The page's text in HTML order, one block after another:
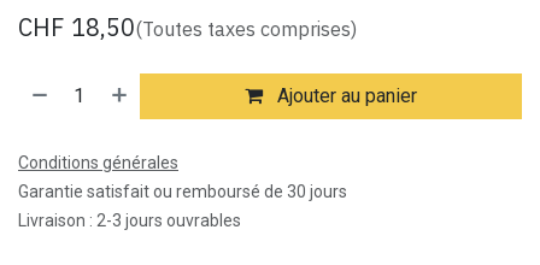
CHF 18,50(Toutes taxes comprises)
Ajouter au panier
Conditions générales
Garantie satisfait ou remboursé de 30 jours
Livraison : 2-3 jours ouvrables